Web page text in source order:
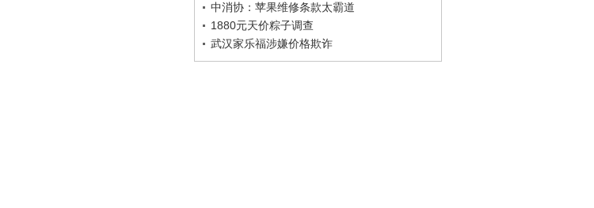
中消协：苹果维修条款太霸道
1880元天价粽子调查
武汉家乐福涉嫌价格欺诈